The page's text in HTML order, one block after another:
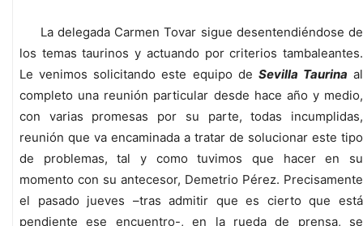
La delegada Carmen Tovar sigue desentendiéndose de
los temas taurinos y actuando por criterios tambaleantes.
Le venimos solicitando este equipo de Sevilla Taurina al
completo una reunión particular desde hace año y medio,
con varias promesas por su parte, todas incumplidas,
reunión que va encaminada a tratar de solucionar este tipo
de problemas, tal y como tuvimos que hacer en su
momento con su antecesor, Demetrio Pérez. Precisamente
el pasado jueves –tras admitir que es cierto que está
pendiente ese encuentro-, en la rueda de prensa, se